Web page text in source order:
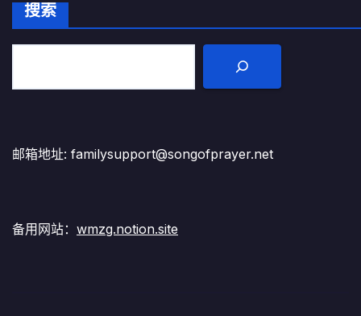
搜索
邮箱地址: familysupport@songofprayer.net
备用网站： wmzg.notion.site